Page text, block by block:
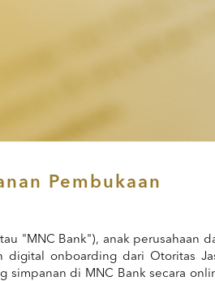
Pembukaan
"MNC Bank"), anak perusahaan
digital onboarding dari Otoritas
simpanan di MNC Bank secara